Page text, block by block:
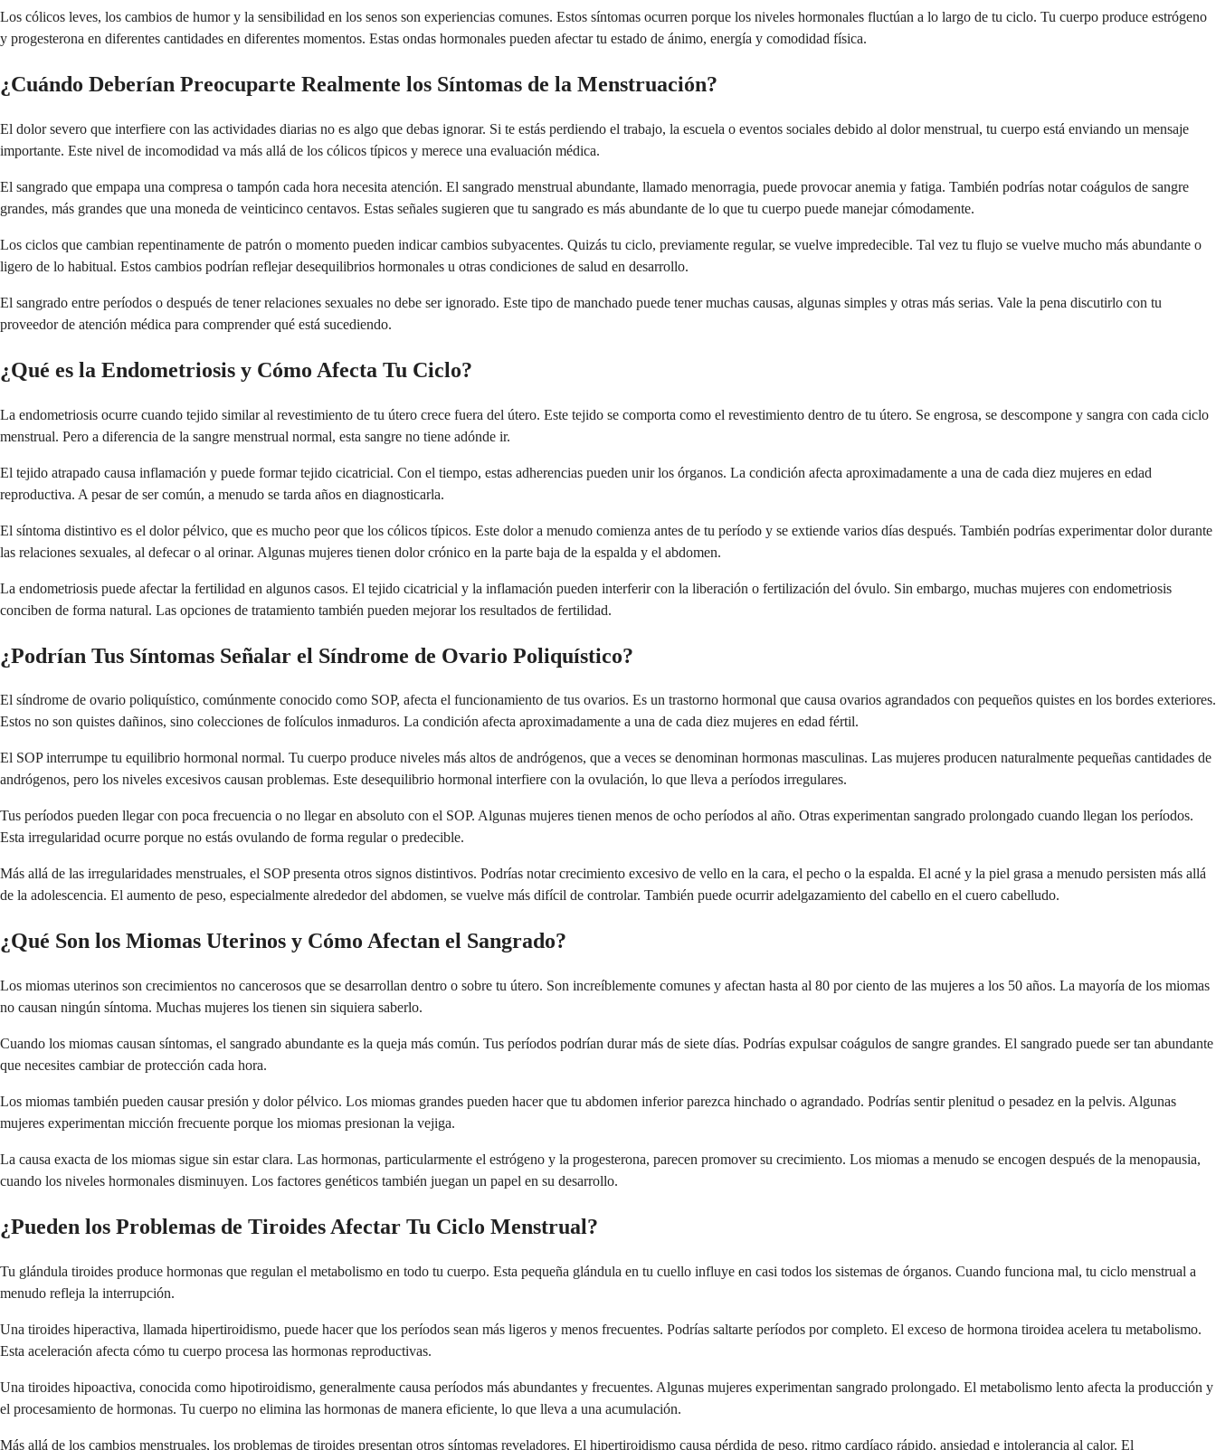
Los cólicos leves, los cambios de humor y la sensibilidad en los senos son experiencias comunes. Estos síntomas ocurren porque los niveles hormonales fluctúan a lo largo de tu ciclo. Tu cuerpo produce estrógeno
y progesterona en diferentes cantidades en diferentes momentos. Estas ondas hormonales pueden afectar tu estado de ánimo, energía y comodidad física.
¿Cuándo Deberían Preocuparte Realmente los Síntomas de la Menstruación?
El dolor severo que interfiere con las actividades diarias no es algo que debas ignorar. Si te estás perdiendo el trabajo, la escuela o eventos sociales debido al dolor menstrual, tu cuerpo está enviando un mensaje
importante. Este nivel de incomodidad va más allá de los cólicos típicos y merece una evaluación médica.
El sangrado que empapa una compresa o tampón cada hora necesita atención. El sangrado menstrual abundante, llamado menorragia, puede provocar anemia y fatiga. También podrías notar coágulos de sangre
grandes, más grandes que una moneda de veinticinco centavos. Estas señales sugieren que tu sangrado es más abundante de lo que tu cuerpo puede manejar cómodamente.
Los ciclos que cambian repentinamente de patrón o momento pueden indicar cambios subyacentes. Quizás tu ciclo, previamente regular, se vuelve impredecible. Tal vez tu flujo se vuelve mucho más abundante o
ligero de lo habitual. Estos cambios podrían reflejar desequilibrios hormonales u otras condiciones de salud en desarrollo.
El sangrado entre períodos o después de tener relaciones sexuales no debe ser ignorado. Este tipo de manchado puede tener muchas causas, algunas simples y otras más serias. Vale la pena discutirlo con tu
proveedor de atención médica para comprender qué está sucediendo.
¿Qué es la Endometriosis y Cómo Afecta Tu Ciclo?
La endometriosis ocurre cuando tejido similar al revestimiento de tu útero crece fuera del útero. Este tejido se comporta como el revestimiento dentro de tu útero. Se engrosa, se descompone y sangra con cada ciclo
menstrual. Pero a diferencia de la sangre menstrual normal, esta sangre no tiene adónde ir.
El tejido atrapado causa inflamación y puede formar tejido cicatricial. Con el tiempo, estas adherencias pueden unir los órganos. La condición afecta aproximadamente a una de cada diez mujeres en edad
reproductiva. A pesar de ser común, a menudo se tarda años en diagnosticarla.
El síntoma distintivo es el dolor pélvico, que es mucho peor que los cólicos típicos. Este dolor a menudo comienza antes de tu período y se extiende varios días después. También podrías experimentar dolor durante
las relaciones sexuales, al defecar o al orinar. Algunas mujeres tienen dolor crónico en la parte baja de la espalda y el abdomen.
La endometriosis puede afectar la fertilidad en algunos casos. El tejido cicatricial y la inflamación pueden interferir con la liberación o fertilización del óvulo. Sin embargo, muchas mujeres con endometriosis
conciben de forma natural. Las opciones de tratamiento también pueden mejorar los resultados de fertilidad.
¿Podrían Tus Síntomas Señalar el Síndrome de Ovario Poliquístico?
El síndrome de ovario poliquístico, comúnmente conocido como SOP, afecta el funcionamiento de tus ovarios. Es un trastorno hormonal que causa ovarios agrandados con pequeños quistes en los bordes exteriores.
Estos no son quistes dañinos, sino colecciones de folículos inmaduros. La condición afecta aproximadamente a una de cada diez mujeres en edad fértil.
El SOP interrumpe tu equilibrio hormonal normal. Tu cuerpo produce niveles más altos de andrógenos, que a veces se denominan hormonas masculinas. Las mujeres producen naturalmente pequeñas cantidades de
andrógenos, pero los niveles excesivos causan problemas. Este desequilibrio hormonal interfiere con la ovulación, lo que lleva a períodos irregulares.
Tus períodos pueden llegar con poca frecuencia o no llegar en absoluto con el SOP. Algunas mujeres tienen menos de ocho períodos al año. Otras experimentan sangrado prolongado cuando llegan los períodos.
Esta irregularidad ocurre porque no estás ovulando de forma regular o predecible.
Más allá de las irregularidades menstruales, el SOP presenta otros signos distintivos. Podrías notar crecimiento excesivo de vello en la cara, el pecho o la espalda. El acné y la piel grasa a menudo persisten más allá
de la adolescencia. El aumento de peso, especialmente alrededor del abdomen, se vuelve más difícil de controlar. También puede ocurrir adelgazamiento del cabello en el cuero cabelludo.
¿Qué Son los Miomas Uterinos y Cómo Afectan el Sangrado?
Los miomas uterinos son crecimientos no cancerosos que se desarrollan dentro o sobre tu útero. Son increíblemente comunes y afectan hasta al 80 por ciento de las mujeres a los 50 años. La mayoría de los miomas
no causan ningún síntoma. Muchas mujeres los tienen sin siquiera saberlo.
Cuando los miomas causan síntomas, el sangrado abundante es la queja más común. Tus períodos podrían durar más de siete días. Podrías expulsar coágulos de sangre grandes. El sangrado puede ser tan abundante
que necesites cambiar de protección cada hora.
Los miomas también pueden causar presión y dolor pélvico. Los miomas grandes pueden hacer que tu abdomen inferior parezca hinchado o agrandado. Podrías sentir plenitud o pesadez en la pelvis. Algunas
mujeres experimentan micción frecuente porque los miomas presionan la vejiga.
La causa exacta de los miomas sigue sin estar clara. Las hormonas, particularmente el estrógeno y la progesterona, parecen promover su crecimiento. Los miomas a menudo se encogen después de la menopausia,
cuando los niveles hormonales disminuyen. Los factores genéticos también juegan un papel en su desarrollo.
¿Pueden los Problemas de Tiroides Afectar Tu Ciclo Menstrual?
Tu glándula tiroides produce hormonas que regulan el metabolismo en todo tu cuerpo. Esta pequeña glándula en tu cuello influye en casi todos los sistemas de órganos. Cuando funciona mal, tu ciclo menstrual a
menudo refleja la interrupción.
Una tiroides hiperactiva, llamada hipertiroidismo, puede hacer que los períodos sean más ligeros y menos frecuentes. Podrías saltarte períodos por completo. El exceso de hormona tiroidea acelera tu metabolismo.
Esta aceleración afecta cómo tu cuerpo procesa las hormonas reproductivas.
Una tiroides hipoactiva, conocida como hipotiroidismo, generalmente causa períodos más abundantes y frecuentes. Algunas mujeres experimentan sangrado prolongado. El metabolismo lento afecta la producción y
el procesamiento de hormonas. Tu cuerpo no elimina las hormonas de manera eficiente, lo que lleva a una acumulación.
Más allá de los cambios menstruales, los problemas de tiroides presentan otros síntomas reveladores. El hipertiroidismo causa pérdida de peso, ritmo cardíaco rápido, ansiedad e intolerancia al calor. El